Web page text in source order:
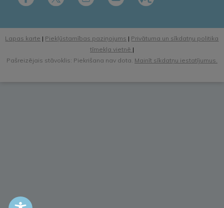
Lapas karte | Piekļūstamības paziņojums | Privātuma un sīkdatņu politika
tīmekļa vietnē |
Pašreizējais stāvoklis: Piekrišana nav dota. Mainīt sīkdatņu iestatījumus.